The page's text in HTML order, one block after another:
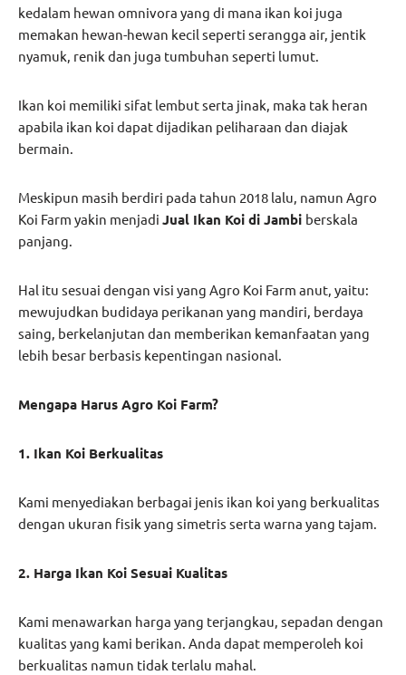
kedalam hewan omnivora yang di mana ikan koi juga
memakan hewan-hewan kecil seperti serangga air, jentik
nyamuk, renik dan juga tumbuhan seperti lumut.
Ikan koi memiliki sifat lembut serta jinak, maka tak heran
apabila ikan koi dapat dijadikan peliharaan dan diajak
bermain.
Meskipun masih berdiri pada tahun 2018 lalu, namun Agro
Koi Farm yakin menjadi Jual Ikan Koi di Jambi berskala
panjang.
Hal itu sesuai dengan visi yang Agro Koi Farm anut, yaitu:
mewujudkan budidaya perikanan yang mandiri, berdaya
saing, berkelanjutan dan memberikan kemanfaatan yang
lebih besar berbasis kepentingan nasional.
Mengapa Harus Agro Koi Farm?
1. Ikan Koi Berkualitas
Kami menyediakan berbagai jenis ikan koi yang berkualitas
dengan ukuran fisik yang simetris serta warna yang tajam.
2. Harga Ikan Koi Sesuai Kualitas
Kami menawarkan harga yang terjangkau, sepadan dengan
kualitas yang kami berikan. Anda dapat memperoleh koi
berkualitas namun tidak terlalu mahal.